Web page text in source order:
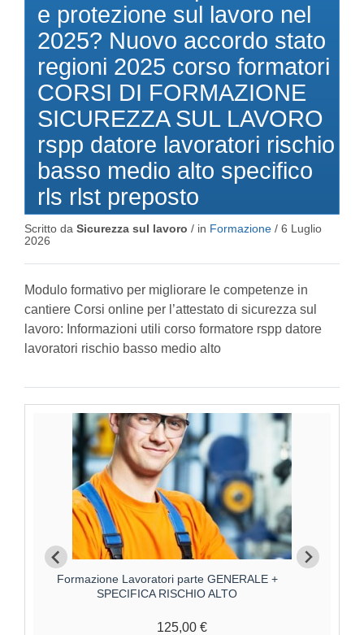
e protezione sul lavoro nel
2025? Nuovo accordo stato
regioni 2025 corso formatori
CORSI DI FORMAZIONE
SICUREZZA SUL LAVORO
rspp datore lavoratori rischio
basso medio alto specifico
rls rlst preposto
Scritto da Sicurezza sul lavoro / in Formazione / 6 Luglio
2026
Modulo formativo per migliorare le competenze in
cantiere Corsi online per l’attestato di sicurezza sul
lavoro: Informazioni utili corso formatore rspp datore
lavoratori rischio basso medio alto
Formazione Lavoratori parte GENERALE +
SPECIFICA RISCHIO BASSO
75,00 €